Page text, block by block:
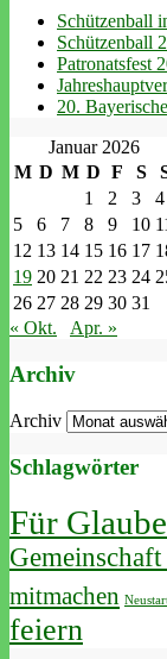
Schützenball
Schützenball
Patronatsfest
20.
Januar 2026
M D M D F S
1
2 3
4
5
6 7 8 9 10
12 13 14 15 16 17
19 20 21 22 23 24
26 27 28 29 30 31
« Okt.
Apr. »
Archiv
Archiv
Schlagwörter
Für
Gemeinschaft
mitmachen
feiern